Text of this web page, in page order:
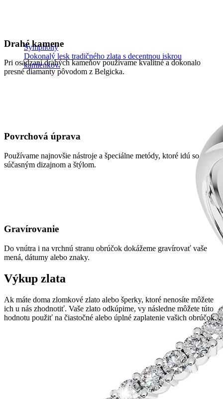
Symphony
Dokonalý lesk tradičného zlata s decentnou iskrou
kamienkov.
Drahé kamene
Pri osádzaní drahých kameňov používame kvalitné a dokonalo
presné diamanty pôvodom z Belgicka.
Povrchová úprava
Používame najnovšie nástroje a špeciálne metódy, ktoré idú so
súčasným dizajnom a štýlom.
Gravírovanie
Do vnútra i na vrchnú stranu obrúčok dokážeme gravírovať vaše
mená, dátumy alebo znaky.
Výkup zlata
Ak máte doma zlomkové zlato alebo šperky, ktoré nenosíte môžete
ich u nás zhodnotiť. Vaše zlato odkúpime, vy následne môžete túto
hodnotu použiť na čiastočné alebo úplné zaplatenie vašich obrúčok.